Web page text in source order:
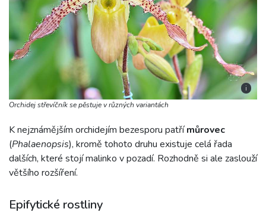
i
Orchidej střevíčník se pěstuje v různých variantách
K nejznámějším orchidejím bezesporu patřímůrovec
(Phalaenopsis), kromě tohoto druhu existuje celá řada
dalších, které stojí malinko v pozadí. Rozhodně si ale zaslouží
většího rozšíření.
Epifytické rostliny